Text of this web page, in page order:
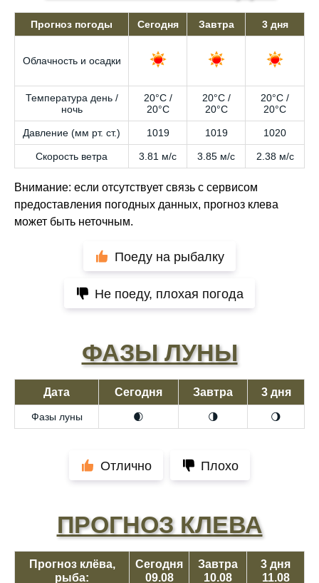
Прогноз погоды Сегодня Завтра 3 дня
Облачность и осадки
Температура день /
ночь
20°C /
20°C
20°C /
20°C
20°C /
20°C
Давление (мм рт. ст.) 1019 1019 1020
Скорость ветра 3.81 м/с 3.85 м/с 2.38 м/с
Внимание: если отсутствует связь с сервисом
предоставления погодных данных, прогноз клева
может быть неточным.
Поеду на рыбалку
Не поеду, плохая погода
ФАЗЫ ЛУНЫ
Дата Сегодня Завтра 3 дня
Фазы луны 🌒 🌗 🌖
Отлично Плохо
ПРОГНОЗ КЛЕВА
Прогноз клёва,
рыба:
Сегодня
09.08
Завтра
10.08
3 дня
11.08